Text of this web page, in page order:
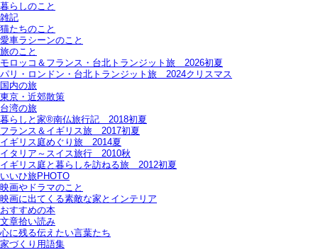
暮らしのこと
雑記
猫たちのこと
愛車ラシーンのこと
旅のこと
モロッコ＆フランス・台北トランジット旅＿2026初夏
パリ・ロンドン・台北トランジット旅＿2024クリスマス
国内の旅
東京・近郊散策
台湾の旅
暮らしと家®南仏旅行記＿2018初夏
フランス＆イギリス旅＿2017初夏
イギリス庭めぐり旅＿2014夏
イタリア～スイス旅行 2010秋
イギリス庭と暮らしを訪ねる旅＿2012初夏
いいひ旅PHOTO
映画やドラマのこと
映画に出てくる素敵な家とインテリア
おすすめの本
文章拾い読み
心に残る伝えたい言葉たち
家づくり用語集